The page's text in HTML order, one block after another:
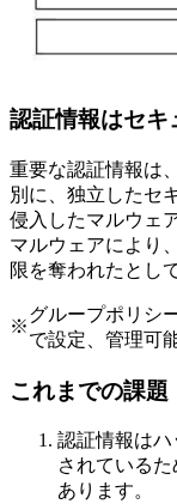
認証情報はセキ
重要な認証情報は
別に、独立したセ
侵入したマルウェ
マルウェアにより
限を奪われたとし
※
グループポリシ
で設定、管理可
これまでの課題
認証情報はハ
されている
あります。